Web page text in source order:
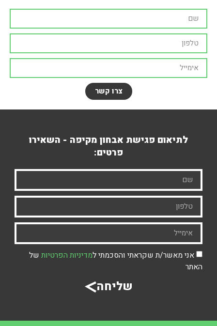
צרו קשר
לתיאום פגישת אבחון מקיפה - השאירו
פרטים:
אני מאשר/ת שקראתי והסכמתי למדיניות הפרטיות של
האתר
שליחה